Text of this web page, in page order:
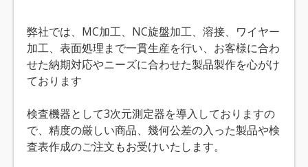
弊社では、MC加工、NC旋盤加工、溶接、ワイヤー
加工、表面処理まで一貫生産を行い、お客様に合わ
せた納期対応やニーズに合わせた製品製作を心がけ
ております
検査機器として3次元測定器を導入しておりますの
で、精度の厳しい商品、幾何公差の入った製品や検
査表作成のご注文もお受けいたします。